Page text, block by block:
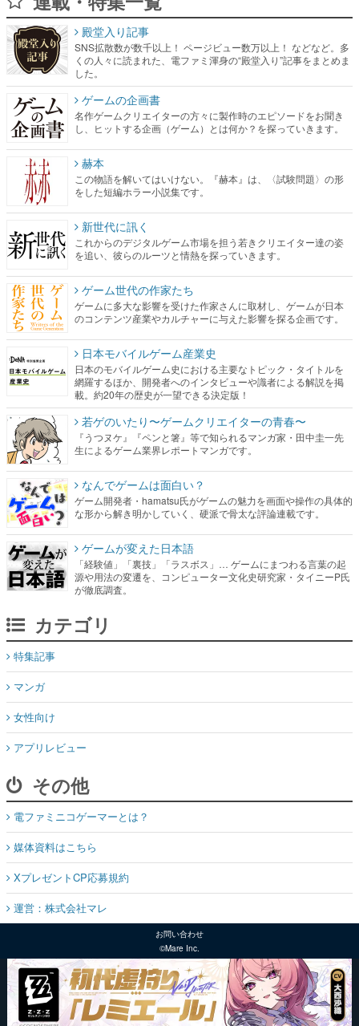
殿堂入り記事
SNS拡散数が数千以上！ ページビュー数万以上！ などなど。多
くの人々に読まれた、電ファミ渾身の“殿堂入り”記事をまとめま
した。
ゲームの企画書
名作ゲームクリエイターの方々に製作時のエピソードをお聞き
し、ヒットする企画（ゲーム）とは何か？を探っていきます。
赫本
この物語を解いてはいけない。『赫本』は、〈試験問題〉の形
をした短編ホラー小説集です。
新世代に訊く
これからのデジタルゲーム市場を担う若きクリエイター達の姿
を追い、彼らのルーツと情熱を探っていきます。
ゲーム世代の作家たち
ゲームに多大な影響を受けた作家さんに取材し、ゲームが日本
のコンテンツ産業やカルチャーに与えた影響を探る企画です。
日本モバイルゲーム産業史
日本のモバイルゲーム史における主要なトピック・タイトルを
網羅するほか、開発者へのインタビューや識者による解説を掲
載。約20年の歴史が一望できる決定版！
若ゲのいたり〜ゲームクリエイターの青春〜
『うつヌケ』『ペンと箸』等で知られるマンガ家・田中圭一先
生によるゲーム業界レポートマンガです。
なんでゲームは面白い？
ゲーム開発者・hamatsu氏がゲームの魅力を画面や操作の具体的
な形から解き明かしていく、硬派で骨太な評論連載です。
ゲームが変えた日本語
「経験値」「裏技」「ラスボス」… ゲームにまつわる言葉の起
源や用法の変遷を、コンピューター文化史研究家・タイニーP氏
が徹底調査。
カテゴリ
特集記事
マンガ
女性向け
アプリレビュー
その他
電ファミニコゲーマーとは？
媒体資料はこちら
XプレゼントCP応募規約
運営：株式会社マレ
お問い合わせ
©Mare Inc.